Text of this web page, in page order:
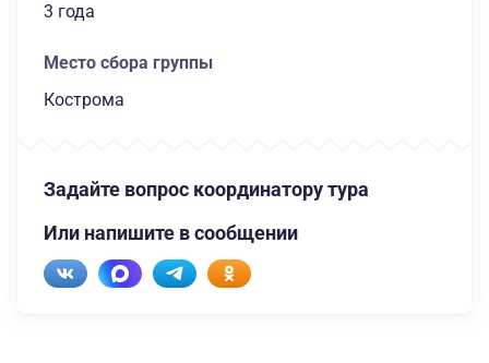
3 года
Место сбора группы
Кострома
Задайте вопрос координатору тура
Или напишите в сообщении